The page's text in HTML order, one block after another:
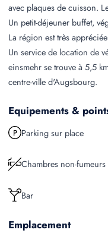
avec plaques de cuisson.
Un petit-déjeuner buffet,
La région est très
Un service de location de
einsmehr se trouve à 5,5
centre-ville d'Augsbourg.
Equipements &
Parking sur place
Chambres non-fumeurs
Bar
Emplacement